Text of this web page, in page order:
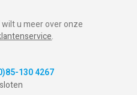
u meer over onze
.
130 4267